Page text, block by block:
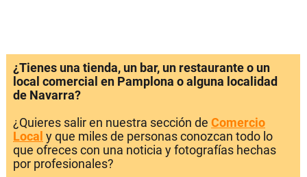
¿Tienes una tienda, un bar, un restaurante o un
local comercial en Pamplona o alguna localidad
de Navarra?
¿Quieres salir en nuestra sección de Comercio
Local y que miles de personas conozcan todo lo
que ofreces con una noticia y fotografías hechas
por profesionales?